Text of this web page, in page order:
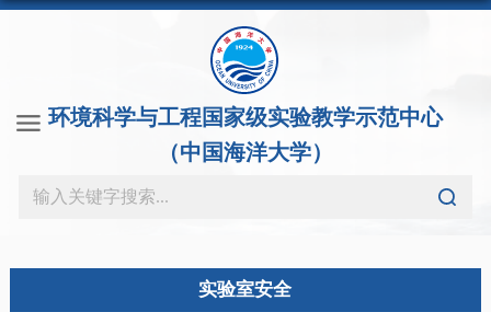
环境科学与工程国家级实验教学示范中心
（中国海洋大学）
实验室安全